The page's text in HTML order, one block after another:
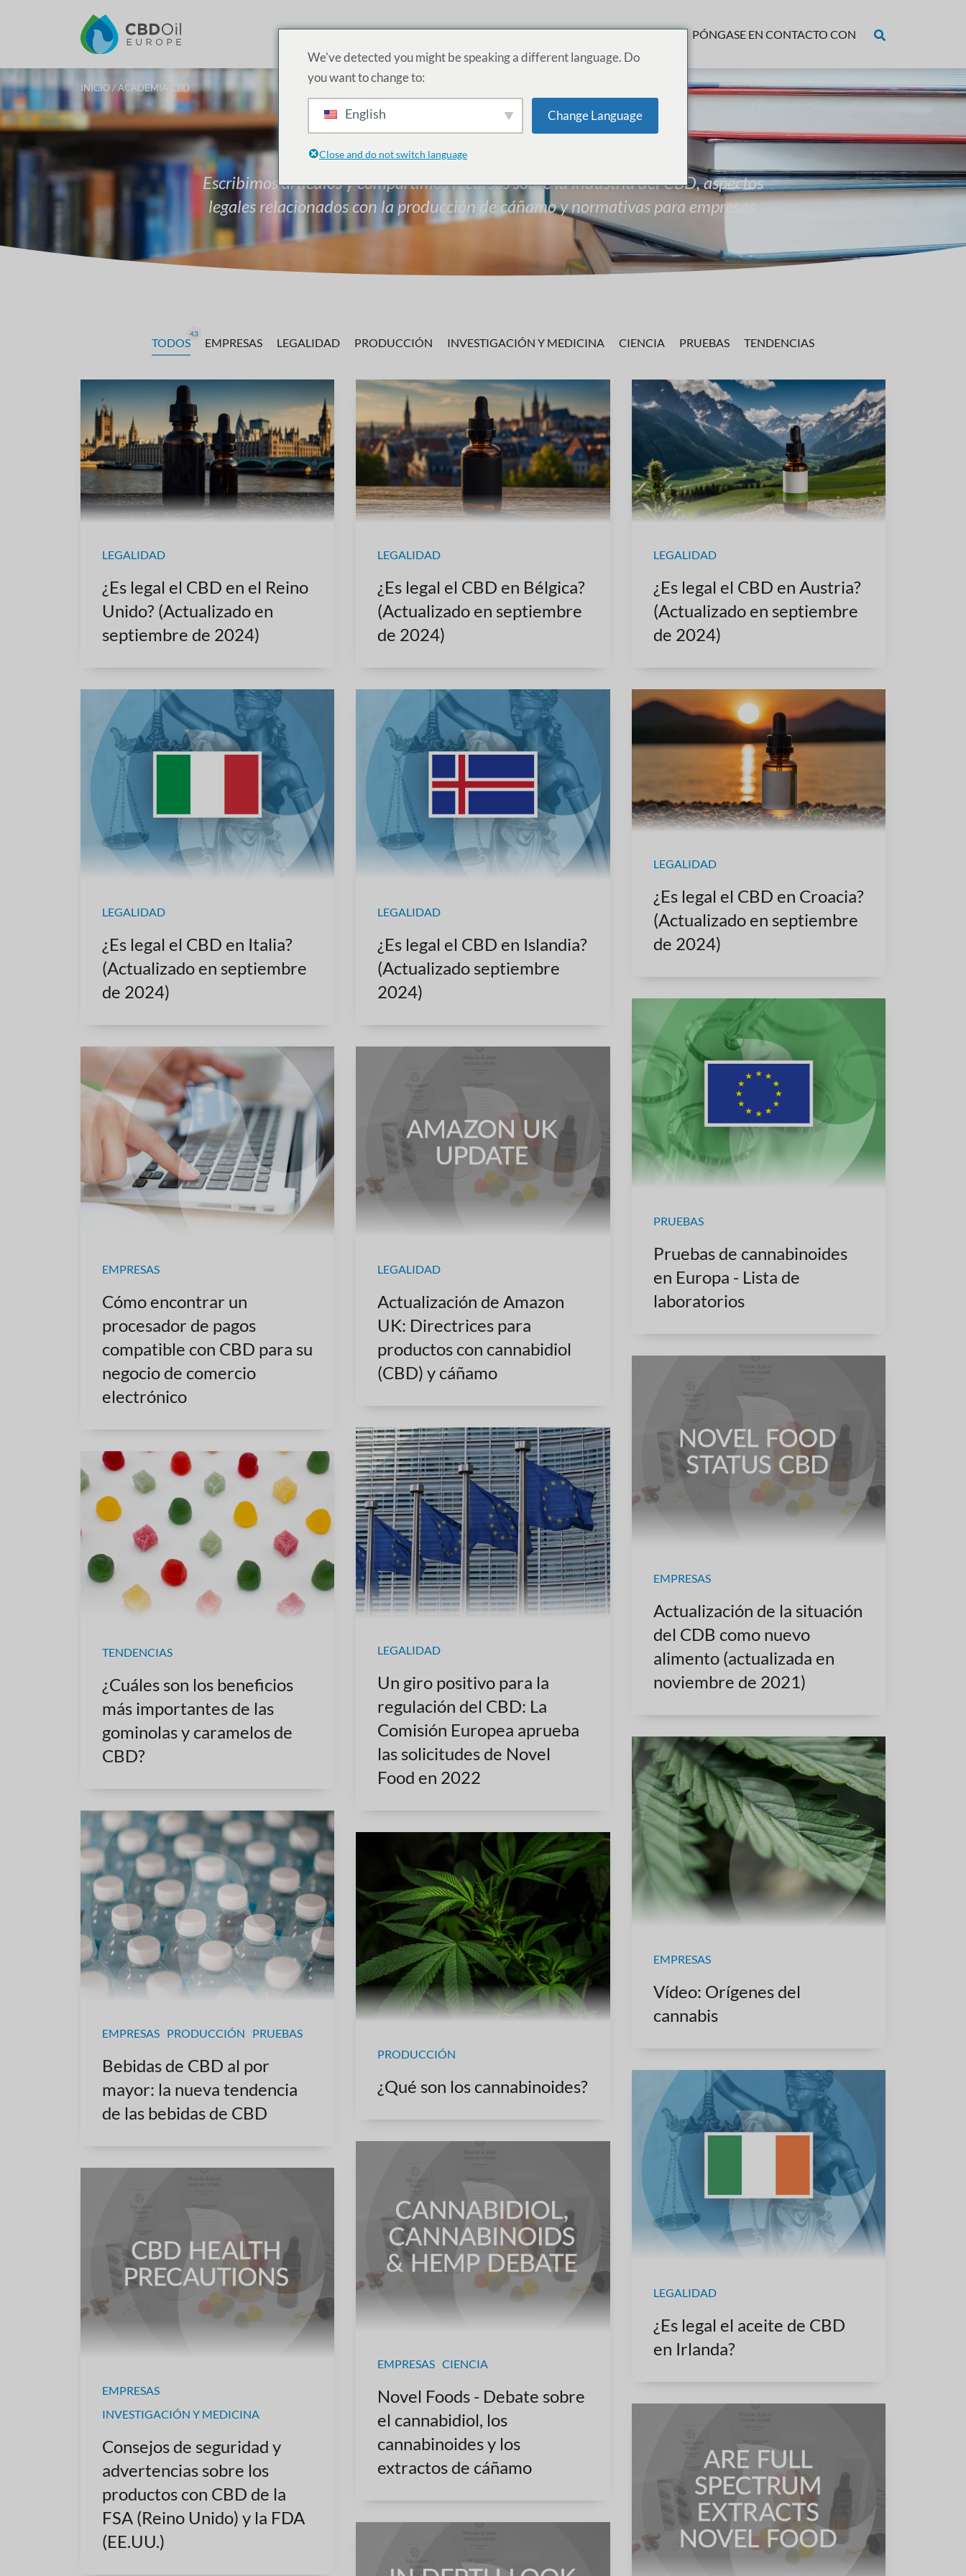
PRODUCTOS SERVICIOS ACADEMIA ACERCA DE PRECIOS PÓNGASE EN CONTACTO CON
INICIO / ACADEMIA CBD
Academia CBD
Escribimos artículos y compartimos recursos sobre la industria del CBD, aspectos
legales relacionados con la producción de cáñamo y normativas para empresas.
TODOS
43
EMPRESAS LEGALIDAD PRODUCCIÓN INVESTIGACIÓN Y MEDICINA CIENCIA PRUEBAS TENDENCIAS
LEGALIDAD
¿Es legal el CBD en el Reino
Unido? (Actualizado en
septiembre de 2024)
LEGALIDAD
¿Es legal el CBD en Bélgica?
(Actualizado en septiembre
de 2024)
LEGALIDAD
¿Es legal el CBD en Austria?
(Actualizado en septiembre
de 2024)
LEGALIDAD
¿Es legal el CBD en Italia?
(Actualizado en septiembre
de 2024)
LEGALIDAD
¿Es legal el CBD en Islandia?
(Actualizado septiembre
2024)
LEGALIDAD
¿Es legal el CBD en Croacia?
(Actualizado en septiembre
de 2024)
PRUEBAS
Pruebas de cannabinoides
en Europa - Lista de
laboratorios
EMPRESAS
Cómo encontrar un
procesador de pagos
compatible con CBD para su
negocio de comercio
electrónico
LEGALIDAD
Actualización de Amazon
UK: Directrices para
productos con cannabidiol
(CBD) y cáñamo
EMPRESAS
Actualización de la situación
del CDB como nuevo
alimento (actualizada en
noviembre de 2021)
LEGALIDAD
Un giro positivo para la
regulación del CBD: La
Comisión Europea aprueba
las solicitudes de Novel
Food en 2022
TENDENCIAS
¿Cuáles son los beneficios
más importantes de las
gominolas y caramelos de
CBD?
EMPRESAS
Vídeo: Orígenes del
cannabis
EMPRESAS PRODUCCIÓN PRUEBAS
Bebidas de CBD al por
mayor: la nueva tendencia
de las bebidas de CBD
PRODUCCIÓN
¿Qué son los cannabinoides?
LEGALIDAD
¿Es legal el aceite de CBD
en Irlanda?
EMPRESAS CIENCIA
Novel Foods - Debate sobre
el cannabidiol, los
cannabinoides y los
extractos de cáñamo
EMPRESAS
INVESTIGACIÓN Y MEDICINA
Consejos de seguridad y
advertencias sobre los
productos con CBD de la
FSA (Reino Unido) y la FDA
(EE.UU.)
We've detected you might be speaking a different language. Do
you want to change to:
English Change Language
Close and do not switch language